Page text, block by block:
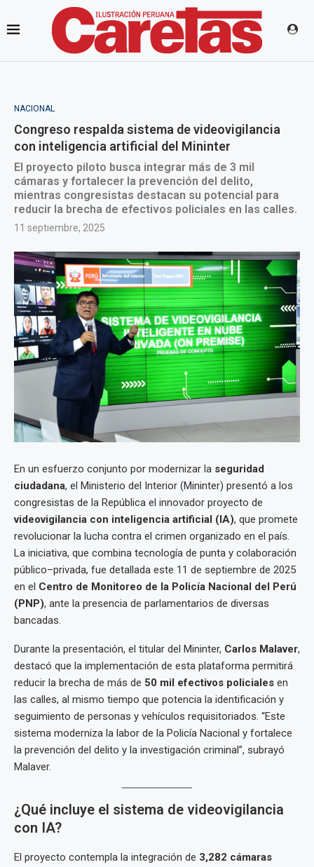
NACIONAL
Congreso respalda sistema de videovigilancia
con inteligencia artificial del Mininter
El proyecto piloto busca integrar más de 3 mil
cámaras y fortalecer la prevención del delito,
mientras congresistas destacan su potencial para
reducir la brecha de efectivos policiales en las calles.
11 septiembre, 2025
En un esfuerzo conjunto por modernizar la seguridad
ciudadana, el Ministerio del Interior (Mininter) presentó a los
congresistas de la República el innovador proyecto de
videovigilancia con inteligencia artificial (IA), que promete
revolucionar la lucha contra el crimen organizado en el país.
La iniciativa, que combina tecnología de punta y colaboración
público–privada, fue detallada este 11 de septiembre de 2025
en el Centro de Monitoreo de la Policía Nacional del Perú
(PNP), ante la presencia de parlamentarios de diversas
bancadas.
Durante la presentación, el titular del Mininter, Carlos Malaver,
destacó que la implementación de esta plataforma permitirá
reducir la brecha de más de 50 mil efectivos policiales en
las calles, al mismo tiempo que potencia la identificación y
seguimiento de personas y vehículos requisitoriados. “Este
sistema moderniza la labor de la Policía Nacional y fortalece
la prevención del delito y la investigación criminal”, subrayó
Malaver.
¿Qué incluye el sistema de videovigilancia
con IA?
El proyecto contempla la integración de 3,282 cámaras